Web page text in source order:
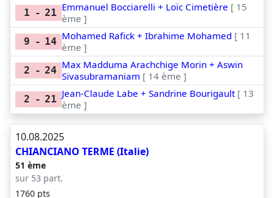
1 - 21 Emmanuel Bocciarelli + Loïc Cimetière [ 15
ème ]
9 - 14 Mohamed Rafick + Ibrahime Mohamed [ 11
ème ]
2 - 24 Max Madduma Arachchige Morin + Aswin
Sivasubramaniam [ 14 ème ]
2 - 21 Jean-Claude Labe + Sandrine Bourigault [ 13
ème ]
10.08.2025
CHIANCIANO TERME (Italie)
51 ème
sur 53 part.
1760 pts